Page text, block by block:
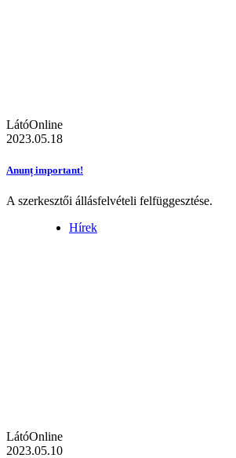
LátóOnline
2023.05.18
Anunț important!
A szerkesztői állásfelvételi felfüggesztése.
Hírek
LátóOnline
2023.05.10